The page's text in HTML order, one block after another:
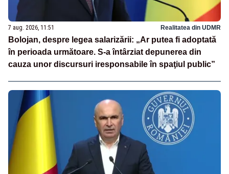
7 aug. 2026, 11:51 Realitatea din UDMR
Bolojan, despre legea salarizării: „Ar putea fi adoptată
în perioada următoare. S-a întârziat depunerea din
cauza unor discursuri iresponsabile în spaţiul public”